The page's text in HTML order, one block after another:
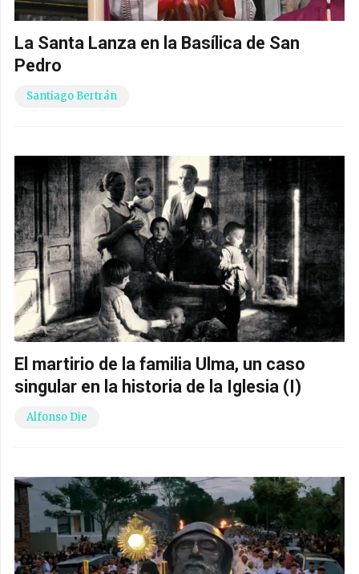
La Santa Lanza en la Basílica de San
Pedro
Santiago Bertrán
El martirio de la familia Ulma, un caso
singular en la historia de la Iglesia (I)
Alfonso Die